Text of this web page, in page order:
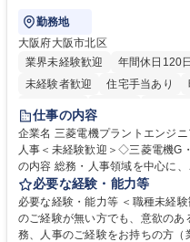
勤務地
大阪府大阪市北区
業界未経験歓迎
年間休日120
未経験者歓迎
住宅手当あり
退職金あり
駅近5分以内
土日祝休み 服
仕事の内容
企業名 三菱電機プラントエンジニアリング株式
人事＜未経験歓迎＞◇三菱電機G・
の内容 総務・人事領域を中心に
します。 ＜具体的には＞ ・総務/人事労務（給与・社保・勤怠管理など）
・採用・教育研修 ・福利厚生運
採用や教育等の業務内容により
出張もございます。 ※担当業務を
必要な経験・能力等
必要な経験・能力等 ＜職種未経
のご経験が無い方でも、意欲の
務、人事のご経験をお持ちの方（業界不問） ■求める